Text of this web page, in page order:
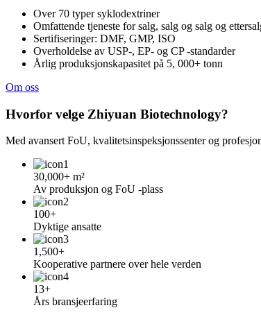
Over 70 typer syklodextriner
Omfattende tjeneste for salg, salg og salg og
Sertifiseringer: DMF, GMP, ISO
Overholdelse av USP-, EP- og CP -standarder
Årlig produksjonskapasitet på 5, 000+ tonn
Om oss
Hvorfor velge Zhiyuan Biotechnology?
Med avansert FoU, kvalitetsinspeksjonssenter og
30,000+ m²
Av produksjon og FoU -plass
100+
Dyktige ansatte
1,500+
Kooperative partnere over hele verden
13+
Års bransjeerfaring